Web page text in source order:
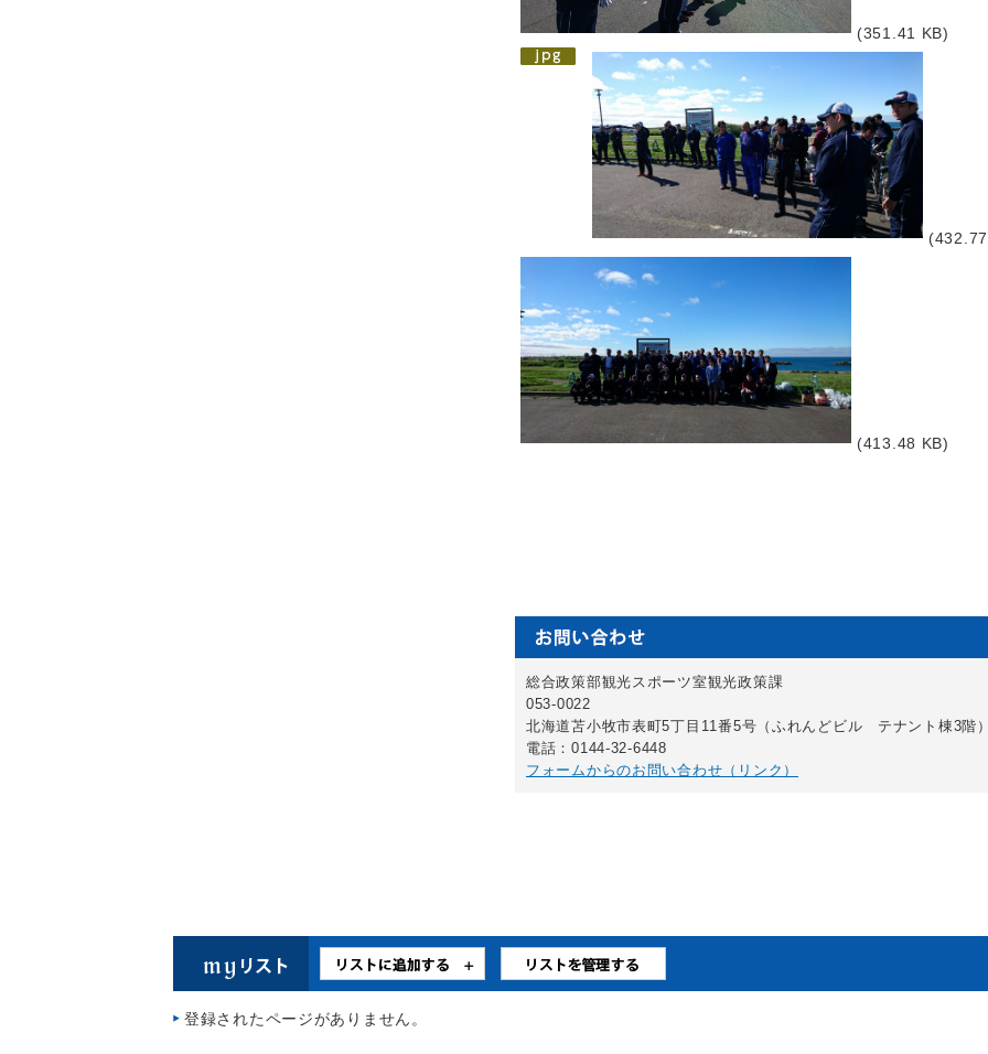
(351.41 KB)
(413.48 KB)
総合政策部観光スポーツ室観光政策課
053-0022
北海道苫小牧市表町5丁目11番5号（ふれんどビル テナント棟3階
電話：0144-32-6448
フォームからのお問い合わせ（リンク）
登録されたページがありません。